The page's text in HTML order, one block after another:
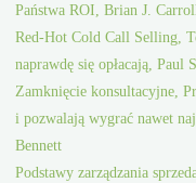
Państwa ROI, Brian J.
Red-Hot Cold Call Selling,
naprawdę się opłacają, Paul
Zamknięcie konsultacyjne,
i pozwalają wygrać nawet
Bennett
Podstawy zarządzania